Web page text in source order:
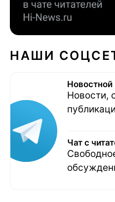
НАШИ
Новостной
Новости,
Чат с